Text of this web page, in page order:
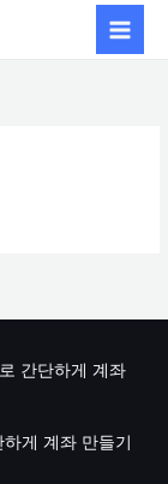
간단하게 계좌
게 계좌 만들기